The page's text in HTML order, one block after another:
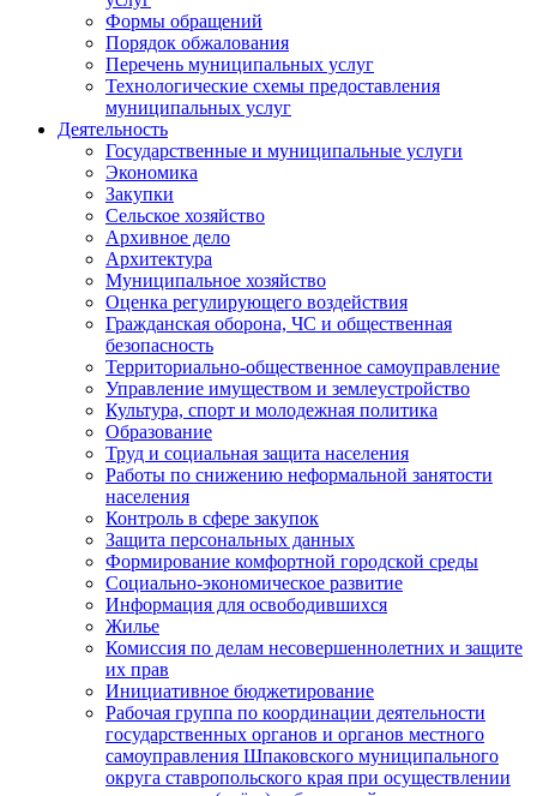
Формы обращений
Порядок обжалования
Перечень муниципальных услуг
Технологические схемы предоставления
муниципальных услуг
Деятельность
Государственные и муниципальные услуги
Экономика
Закупки
Сельское хозяйство
Архивное дело
Архитектура
Муниципальное хозяйство
Оценка регулирующего воздействия
Гражданская оборона, ЧС и общественная
безопасность
Территориально-общественное самоуправление
Управление имуществом и землеустройство
Культура, спорт и молодежная политика
Образование
Труд и социальная защита населения
Работы по снижению неформальной занятости
населения
Контроль в сфере закупок
Защита персональных данных
Формирование комфортной городской среды
Социально-экономическое развитие
Информация для освободившихся
Жилье
Комиссия по делам несовершеннолетних и защите
их прав
Инициативное бюджетирование
Рабочая группа по координации деятельности
государственных органов и органов местного
самоуправления Шпаковского муниципального
округа ставропольского края при осуществлении